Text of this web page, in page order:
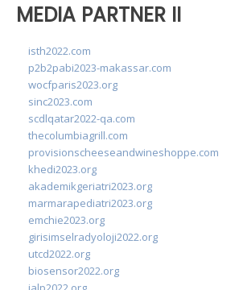
MEDIA PARTNER II
isth2022.com
p2b2pabi2023-makassar.com
wocfparis2023.org
sinc2023.com
scdlqatar2022-qa.com
thecolumbiagrill.com
provisionscheeseandwineshoppe.com
khedi2023.org
akademikgeriatri2023.org
marmarapediatri2023.org
emchie2023.org
girisimselradyoloji2022.org
utcd2022.org
biosensor2022.org